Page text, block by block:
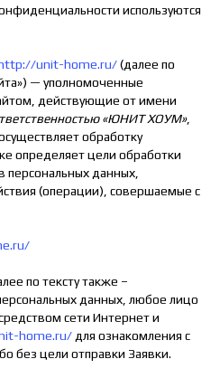
используются
unit-home.ru/(далее по
— уполномоченные
действующие от имени
«ЮНИТ ХОУМ»,
обработку
определяет цели обработки
персональных данных,
(операции), совершаемые с
по тексту также –
данных, любое лицо
сети Интернет и
home.ru/ для ознакомления с
без цели отправки Заявки.